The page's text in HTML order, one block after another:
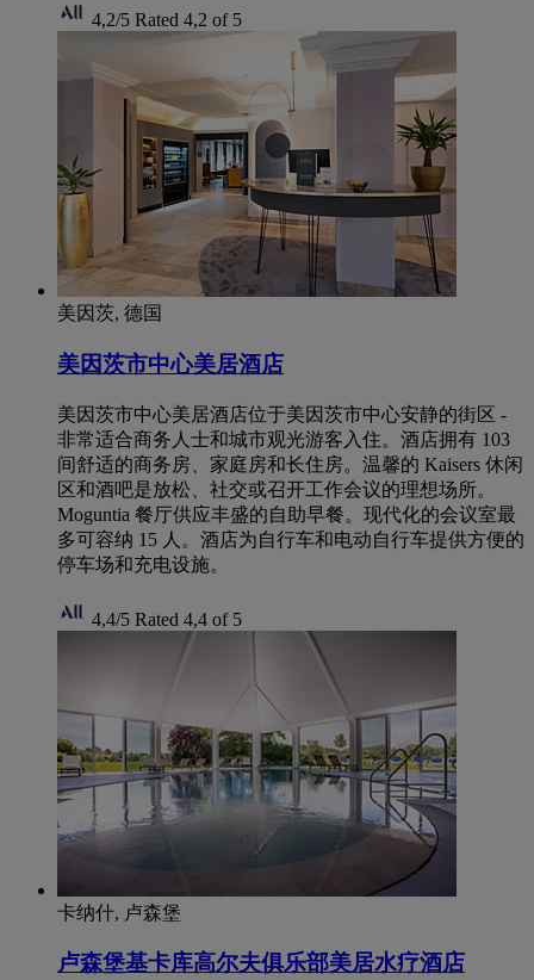
4,2/5 Rated 4,2 of 5
美因茨, 德国
美因茨市中心美居酒店
美因茨市中心美居酒店位于美因茨市中心安静的街区 -
非常适合商务人士和城市观光游客入住。酒店拥有 103
间舒适的商务房、家庭房和长住房。温馨的 Kaisers 休闲
区和酒吧是放松、社交或召开工作会议的理想场所。
Moguntia 餐厅供应丰盛的自助早餐。现代化的会议室最
多可容纳 15 人。酒店为自行车和电动自行车提供方便的
停车场和充电设施。
4,4/5 Rated 4,4 of 5
卡纳什, 卢森堡
卢森堡基卡库高尔夫俱乐部美居水疗酒店